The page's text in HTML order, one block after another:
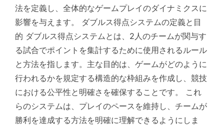
法を定義し、全体的なゲームプレイのダイナミクスに
影響を与えます。 ダブルス得点システムの定義と目
的 ダブルス得点システムとは、2人のチームが関与す
る試合でポイントを集計するために使用されるルール
と方法を指します。主な目的は、ゲームがどのように
行われるかを規定する構造的な枠組みを作成し、競技
における公平性と明確さを確保することです。 これ
らのシステムは、プレイのペースを維持し、チームが
勝利を達成する方法を明確に理解できるようにしま